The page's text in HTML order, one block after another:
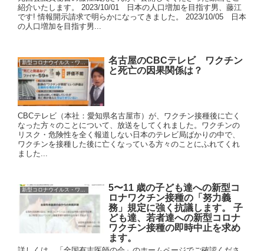
紹介いたします。 2023/10/01 日本の人口増加を目指す男、藤江
です! 情報開示請求で明らかになってきました。 2023/10/05 日本
の人口増加を目指す男...
新型コロナウイルス・ワクチン
名古屋のCBCテレビ ワクチン
と死亡の因果関係は？
CBCテレビ（本社：愛知県名古屋市）が、ワクチン接種後に亡く
なった方々のことについて、放送をしてくれました。ワクチンの
リスク・危険性を全く報道しない日本のテレビ局ばかりの中で、
ワクチンを接種した後に亡くなっている方々のことにふれてくれ
ました...
新型コロナウイルス・ワクチン
5〜11 歳の子ども達への新型コ
ロナワクチン接種の「努力義
務」規定に強く抗議します。 子
ども達、若者達への新型コロナ
ワクチン接種の即時中止を求め
ます。